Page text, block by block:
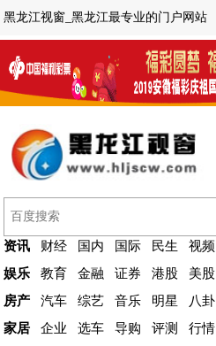
黑龙江视窗_黑龙江最专业的门户网站
资讯 财经 国内 国际 民生 视频
娱乐
教育 金融 证券 港股 美股
房产
汽车 综艺 音乐 明星 八卦
家居
企业 选车 导购 评测 行情